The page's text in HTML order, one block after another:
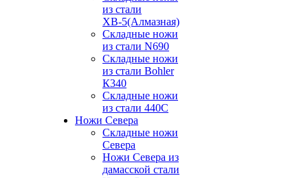
из стали
ХВ-5(Алмазная)
Складные ножи
из стали N690
Складные ножи
из стали Bohler
К340
Складные ножи
из стали 440С
Ножи Севера
Складные ножи
Севера
Ножи Севера из
дамасской стали